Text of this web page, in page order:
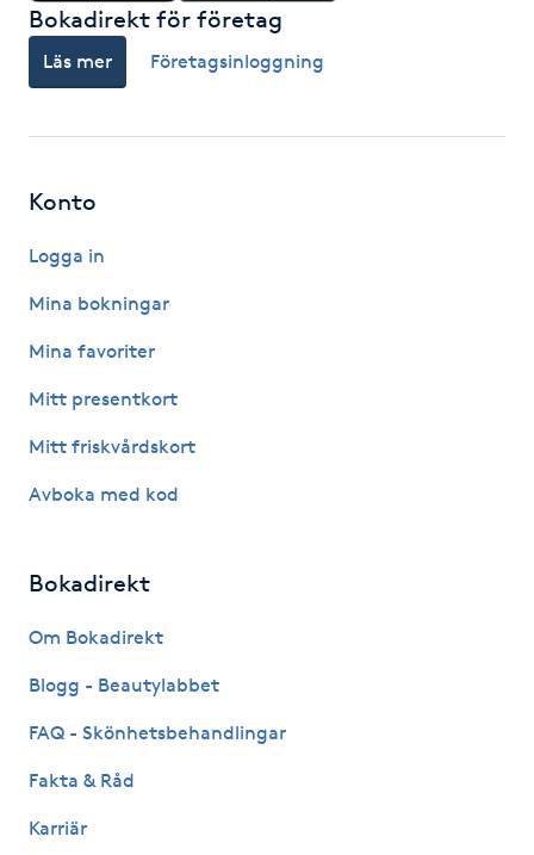
LPG-massage
Luggklippning
Läpptatuering
M
Makeup
Massage
Medicinsk massage
Meditation
Megavolymfransar
Bokadirekt för företag
Läs mer Företagsinloggning
Konto
Logga in
Mina bokningar
Mina favoriter
Mitt presentkort
Mitt friskvårdskort
Avboka med kod
Bokadirekt
Om Bokadirekt
Blogg - Beautylabbet
FAQ - Skönhetsbehandlingar
Fakta & Råd
Karriär